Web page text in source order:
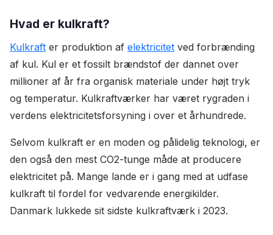
Hvad er kulkraft?
Kulkraft er produktion af elektricitet ved forbrænding
af kul. Kul er et fossilt brændstof der dannet over
millioner af år fra organisk materiale under højt tryk
og temperatur. Kulkraftværker har været rygraden i
verdens elektricitetsforsyning i over et århundrede.
Selvom kulkraft er en moden og pålidelig teknologi, er
den også den mest CO2-tunge måde at producere
elektricitet på. Mange lande er i gang med at udfase
kulkraft til fordel for vedvarende energikilder.
Danmark lukkede sit sidste kulkraftværk i 2023.